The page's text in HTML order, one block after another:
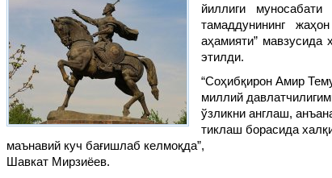
йиллиги
тамаддунининг
аҳамияти” мавзусида
этилди.
“Соҳибқирон Амир
миллий
ўзликни англаш,
тиклаш борасида
маънавий куч бағишлаб келмоқда”,
Шавкат Мирзиёев.